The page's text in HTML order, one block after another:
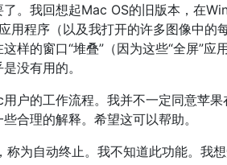
。我回想起Mac OS的旧版本，在
程序（以及我打开的许多图像中的
样的窗口“堆叠”（因为这些“全屏”应
没有用的。
户的工作流程。我并不一定同意苹果
合理的解释。希望这可以帮助。
为自动终止。我不知道此功能。我